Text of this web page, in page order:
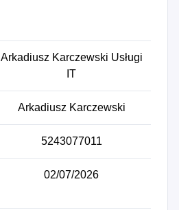
Arkadiusz Karczewski Usługi
IT
Arkadiusz Karczewski
5243077011
02/07/2026